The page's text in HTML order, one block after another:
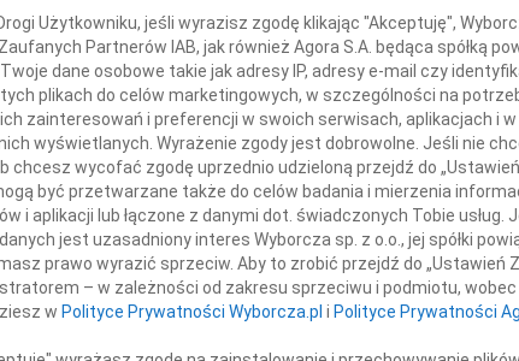
roku zmarła nasza droga Koleżanka
Imię i
INNE
Z
Z
Użytkowniku, jeśli wyrazisz zgodę klikając "Akceptuję",
Partnerów IAB, jak również Agora S.A. będąca spółką
dane osobowe takie jak adresy IP, adresy e-mail czy
plikach do celów marketingowych, w szczególności na
zainteresowań i preferencji w swoich serwisach, aplikacjach i
wyświetlanych. Wyrażenie zgody jest dobrowolne. Jeśli nie
chcesz wycofać zgodę uprzednio udzieloną przejdź do
być przetwarzane także do celów badania i mierzenia
i aplikacji lub łączone z danymi dot. świadczonych Tobie usług.
jest uzasadniony interes Wyborcza sp. z o.o., jej spółki
prawo wyrazić sprzeciw. Aby to zrobić przejdź do „Ustawień
– w zależności od zakresu sprzeciwu i podmiotu, wobec
w Polityce Prywatności Wyborcza.pl i Polityce Prywatności